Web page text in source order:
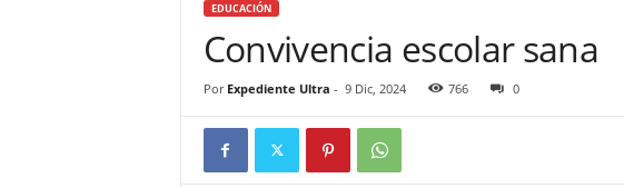
EDUCACIÓN
Convivencia escolar sana
Por Expediente Ultra - 9 Dic, 2024 766 0